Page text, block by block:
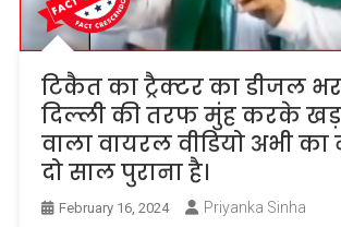
टिकैत का ट्रैक्टर का डीजल
दिल्ली की तरफ मुंह करके
वाला वायरल वीडियो अभी
दो साल पुराना है।
February 16, 2024 Priyanka Sinha